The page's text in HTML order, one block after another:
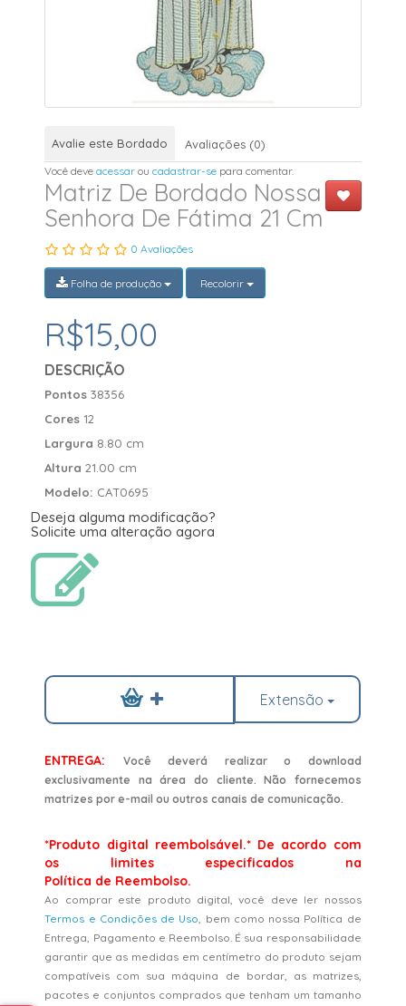
Avalie este Bordado Avaliações (0)
Você deveacessar oucadastrar-se para comentar.
Matriz De Bordado Nossa
Senhora De Fátima 21 Cm
0 Avaliações
Folha de produção Recolorir
R$15,00
DESCRIÇÃO
Pontos38356
Cores 12
Largura 8.80 cm
Altura21.00 cm
Modelo: CAT0695
Deseja alguma modificação?
Solicite uma alteração agora
Extensão
ENTREGA:
Você deverá realizar o download
exclusivamente na área do cliente. Não fornecemos
matrizes por e-mail ou outros canais de comunicação.
*Produto digital reembolsável.* De acordo com
os limites especificados na
Política de Reembolso.
Ao comprar este produto digital, você deve ler nossos
Termos e Condições de Uso, bem como nossa Política de
Entrega, Pagamento e Reembolso. É sua responsabilidade
garantir que as medidas em centímetro do produto sejam
compatíveis com sua máquina de bordar, as matrizes,
pacotes e conjuntos comprados que tenham um tamanho